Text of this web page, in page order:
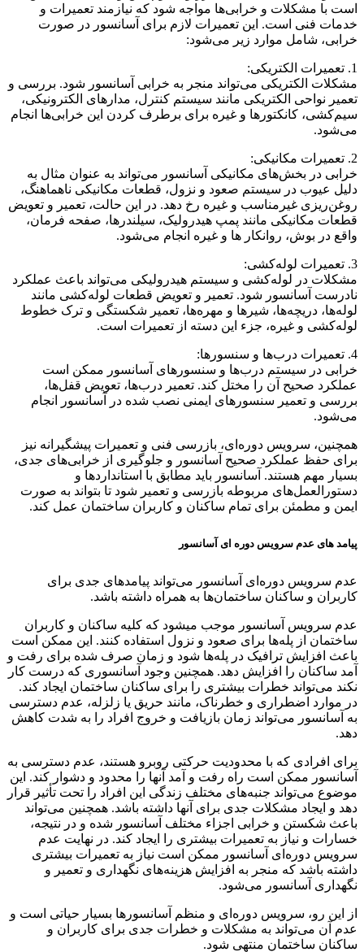
است با مشکلات و خرابی‌ها مواجه شود که نیازمند تعمیرات و
خدمات فنی است. این تعمیرات لازم برای آسانسور در صورت
خرابی، شامل موارد زیر می‌شود:
1. تعمیرات الکتریکی:
مشکلات الکتریکی می‌تواند منجر به خرابی آسانسور شود. بررسی و
تعمیر نواحی الکتریکی مانند سیستم کنترل، مدارهای الکترونیکی،
سیم‌کشی، کانکتورها و غیره برای برطرف کردن این خرابی‌ها انجام
می‌شود.
2. تعمیرات مکانیکی:
خرابی در بخش‌های مکانیکی آسانسور می‌تواند به عنوان مثال به
دلیل عیوب در سیستم صعود و نزول، قطعات مکانیکی ناهماهنگ،
روغن‌ریزی غیرمناسب و غیره رخ دهد. در این حالت، تعمیر و تعویض
قطعات مکانیکی مانند پمپ هیدرولیک، سیلندرها، صفحه فرمان،
واقع در بوش، روانکار ها و غیره انجام می‌شود.
3. تعمیرات لوله‌کشی:
مشکلات در لوله‌کشی و سیستم هیدرولیکی می‌تواند باعث عملکرد
نادرست آسانسور شود. تعمیر و تعویض قطعات لوله‌کشی مانند
لوله‌ها، دریچه‌ها، شیرها و مهره‌ها، تعمیر شکستگی و ترک خطوط
لوله‌کشی و غیره، جزء این دسته از تعمیرات است.
4. تعمیرات درب‌ها و سنسورها:
خرابی در سیستم درب‌ها و سنسورهای آسانسور ممکن است
عملکرد صحیح آن را مختل کند. تعمیر درب‌ها، تعویض قفل‌ها،
بررسی و تعمیر سنسورهای ایمنی نصب شده در آسانسور انجام
می‌شود.
همچنین، سرویس دوره‌ای، بازرسی فنی و تعمیرات پیشگیرانه نیز
برای حفظ عملکرد صحیح آسانسور و جلوگیری از خرابی‌های جدی،
بسیار مهم هستند. آسانسور باید مطابق با استانداردها و
دستورالعمل‌های مربوطه بازرسی و تعمیر شود تا بتواند به صورت
ایمن و مطمئن برای تمام ساکنان و کاربران ساختمان عمل کند.
پیامد های عدم سرویس دوره ای آسانسور
عدم سرویس دوره‌ای آسانسور می‌تواند پیامدهای جدی برای
کاربران و ساکنان ساختمان‌ها به همراه داشته باشد.
عدم سرویس آسانسور موجب میشود که کلیه ساکنان و کاربران
ساختمان از پله‌ها برای صعود و نزول استفاده کنند. این ممکن است
باعث افزایش ترافیک در پله‌ها شود و زمان صرف شده برای رفت و
آمد ساکنان را افزایش دهد. همچنین وجود آسانسوری که درست کار
نکند می‌تواند خطرات بیشتری را برای ساکنان ساختمان ایجاد کند.
در موارد اضطراری و خطرناک، مانند حریق یا زلزله، عدم دسترسی
به آسانسور می‌تواند زمان بازیافت و خروج افراد را به شدت کاهش
دهد.
برای افرادی که با محدودیت حرکتی روبرو هستند، عدم دسترسی به
آسانسور ممکن است راه رفت و آمد آنها را محدود و دشوار کند. این
موضوع می‌تواند جنبه‌های مختلف زندگی این افراد را تحت تأثیر قرار
دهد و ایجاد مشکلات جدی برای آنها داشته باشد. همچنین می‌تواند
باعث شکستن و خرابی اجزاء مختلف آسانسور شده و در نتیجه،
خسارات و نیاز به تعمیرات بیشتری را ایجاد کند. در نهایت عدم
سرویس دوره‌ای آسانسور ممکن است نیاز به تعمیرات بیشتری
داشته باشد که منجر به افزایش هزینه‌های نگهداری و تعمیر و
نگهداری آسانسور می‌شود.
از این رو، سرویس دوره‌ای و منظم آسانسورها بسیار حیاتی است و
عدم آن می‌تواند به مشکلات و خطرات جدی برای کاربران و
ساکنان ساختمان منتهی شود.